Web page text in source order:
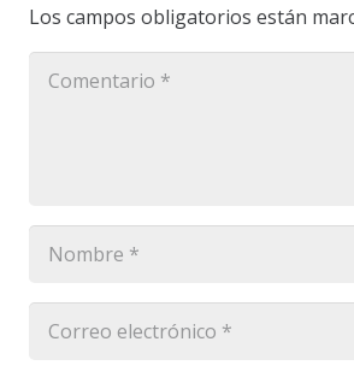
Los campos obligatorios están